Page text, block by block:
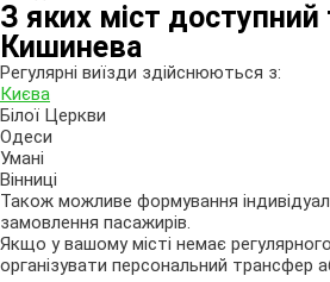
З яких міст
Кишинева
Регулярні виїзди здійснюються з:
Києва
Білої Церкви
Одеси
Умані
Вінниці
Також можливе формування
замовлення пасажирів.
Якщо у вашому місті немає
організувати персональний трансфер